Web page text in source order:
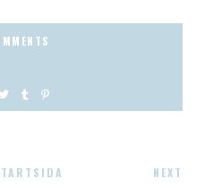
NEXT